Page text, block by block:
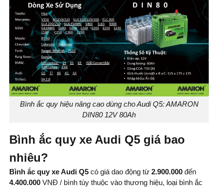
Bình ắc quy hiệu năng cao dùng cho Audi Q5: AMARON
DIN80 12V 80Ah
Bình ắc quy xe Audi Q5 giá bao
nhiêu?
Bình ắc quy xe Audi Q5 có giá dao động từ 2.900.000 đến
4.400.000 VNĐ / bình tùy thuộc vào thương hiệu, loại bình ắc